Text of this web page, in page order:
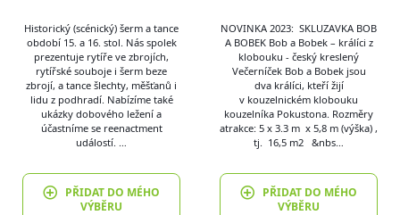
Historický (scénický) šerm a tance
období 15. a 16. stol. Nás spolek
prezentuje rytíře ve zbrojích,
rytířské souboje i šerm beze
zbrojí, a tance šlechty, měšťanů i
lidu z podhradí. Nabízíme také
ukázky dobového ležení a
účastníme se reenactment
událostí. …
PŘIDAT DO MÉHO
VÝBĚRU
NOVINKA 2023: SKLUZAVKA BOB
A BOBEK Bob a Bobek – králíci z
klobouku - český kreslený
Večerníček Bob a Bobek jsou
dva králíci, kteří žijí
v kouzelnickém klobouku
kouzelníka Pokustona. Rozměry
atrakce: 5 x 3.3 m x 5,8 m (výška) ,
tj. 16,5 m2 &nbs…
PŘIDAT DO MÉHO
VÝBĚRU